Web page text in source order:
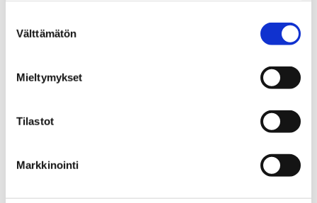
valinta
Välttämätön
Mieltymykset
Tilastot
Markkinointi